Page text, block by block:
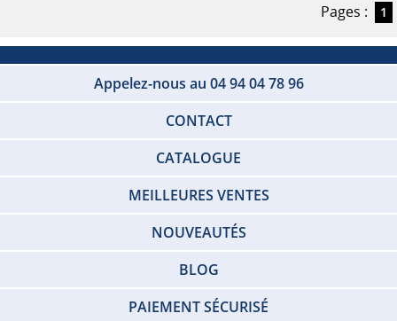
Pages : 1
Appelez-nous au 04 94 04 78 96
CONTACT
CATALOGUE
MEILLEURES VENTES
NOUVEAUTÉS
BLOG
PAIEMENT SÉCURISÉ